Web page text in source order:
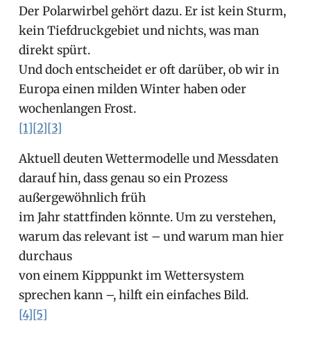
Der Polarwirbel gehört dazu. Er ist kein Sturm,
kein Tiefdruckgebiet und nichts, was man
direkt spürt.
Und doch entscheidet er oft darüber, ob wir in
Europa einen milden Winter haben oder
wochenlangen Frost.
[1][2][3]
Aktuell deuten Wettermodelle und Messdaten
darauf hin, dass genau so ein Prozess
außergewöhnlich früh
im Jahr stattfinden könnte. Um zu verstehen,
warum das relevant ist – und warum man hier
durchaus
von einem Kipppunkt im Wettersystem
sprechen kann –, hilft ein einfaches Bild.
[4][5]